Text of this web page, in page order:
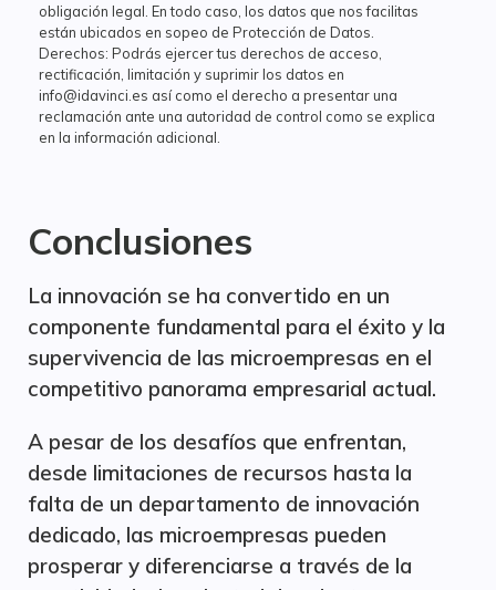
obligación legal. En todo caso, los datos que nos facilitas
están ubicados en sopeo de Protección de Datos.
Derechos: Podrás ejercer tus derechos de acceso,
rectificación, limitación y suprimir los datos en
info@idavinci.es así como el derecho a presentar una
reclamación ante una autoridad de control como se explica
en la información adicional.
Conclusiones
La innovación se ha convertido en un
componente fundamental para el éxito y la
supervivencia de las microempresas en el
competitivo panorama empresarial actual.
A pesar de los desafíos que enfrentan,
desde limitaciones de recursos hasta la
falta de un departamento de innovación
dedicado, las microempresas pueden
prosperar y diferenciarse a través de la